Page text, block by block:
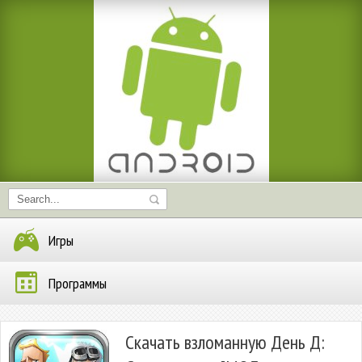
Игры
Программы
Скачать взломанную День Д: